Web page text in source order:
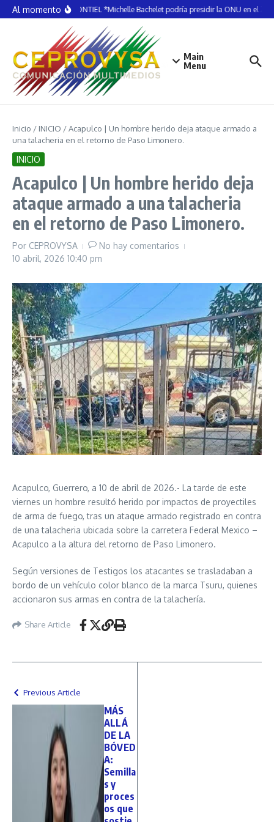
Saltar al contenido
Al momentoELDA MONTIEL *Michelle Bachelet podría presidir la ONU en el
Main
Menu
Inicio / INICIO /Acapulco | Un hombre herido deja ataque armado a
una talacheria en el retorno de Paso Limonero.
INICIO
Acapulco | Un hombre herido deja
ataque armado a una talacheria
en el retorno de Paso Limonero.
Por CEPROVYSA
No hay comentarios
10 abril, 2026 10:40 pm
Acapulco, Guerrero, a 10 de abril de 2026.- La tarde de este
viernes un hombre resultó herido por impactos de proyectiles
de arma de fuego, tras un ataque armado registrado en contra
de una talacheria ubicada sobre la carretera Federal Mexico –
Acapulco a la altura del retorno de Paso Limonero.
Según versiones de Testigos los atacantes se trasladaban a
bordo de un vehículo color blanco de la marca Tsuru, quienes
accionaron sus armas en contra de la talachería.
Share Article
Previous Article
MÁS
ALLÁ
DE LA
BÓVED
A:
Semilla
s y
proces
os que